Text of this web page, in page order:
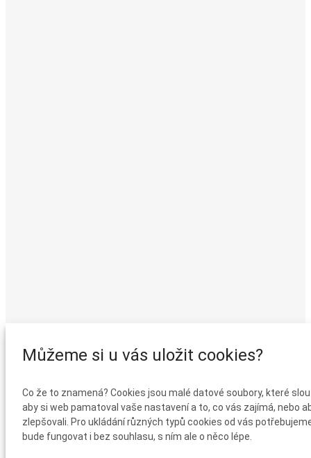
Můžeme si u vás uložit cookies?
Co že to znamená? Cookies jsou malé datové soubory, které
aby si web pamatoval vaše nastavení a to, co vás zajímá, nebo
zlepšovali. Pro ukládání různých typů cookies od vás
bude fungovat i bez souhlasu, s ním ale o něco lépe.